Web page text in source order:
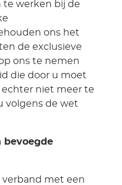
te werken bij de
ons het
de exclusieve
ons te nemen
die door u moet
niet meer te
volgens de wet
bevoegde
met een